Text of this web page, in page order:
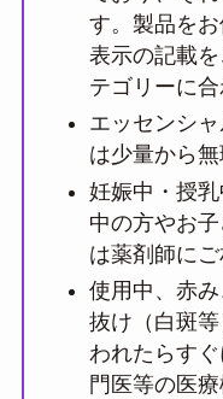
す。製品を
表示の記載
テゴリーに合
エッセンシ
は少量から無
妊娠中・授
中の方やお
は薬剤師にご
使用中、赤
抜け（白斑
われたらす
門医等の医